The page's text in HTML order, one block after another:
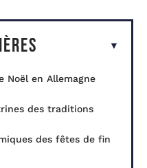
Noël en Allemagne
des traditions
des fêtes de fin